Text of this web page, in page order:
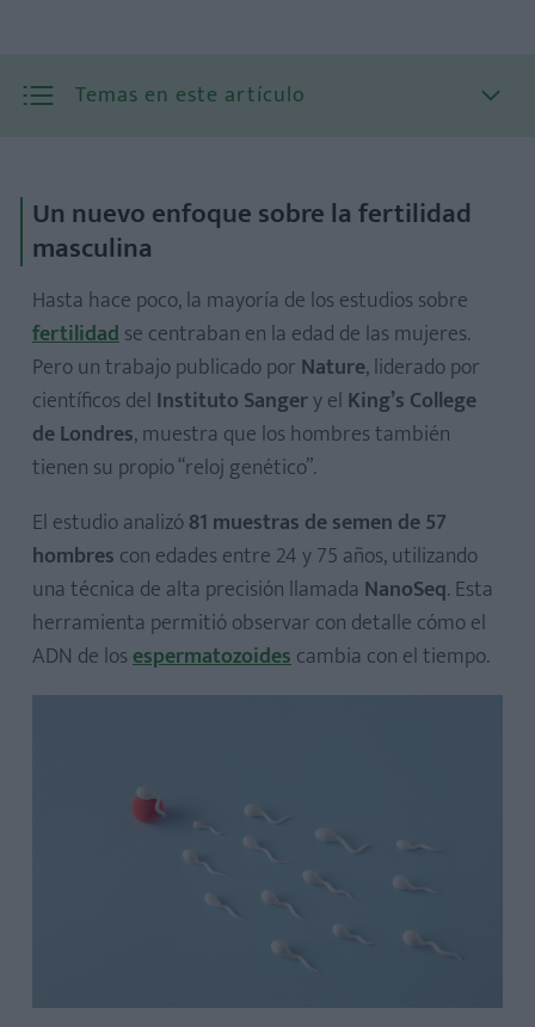
Temas en este artículo
Un nuevo enfoque sobre la fertilidad
masculina
Hasta hace poco, la mayoría de los estudios sobre
fertilidadse centraban en la edad de las mujeres.
Pero un trabajo publicado por Nature, liderado por
científicos del Instituto Sangery el King’s College
de Londres, muestra que los hombres también
tienen su propio “reloj genético”.
El estudio analizó81 muestras de semen de 57
hombres con edades entre 24 y 75 años, utilizando
una técnica de alta precisión llamada NanoSeq. Esta
herramienta permitió observar con detalle cómo el
ADN de losespermatozoidescambia con el tiempo.